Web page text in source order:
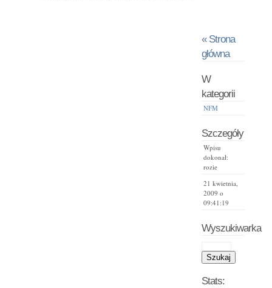
« Strona
główna
W
kategorii
NFM
Szczegóły
Wpisu
dokonał:
rozie
21 kwietnia,
2009 o
09:41:19
Wyszukiwarka
Stats: